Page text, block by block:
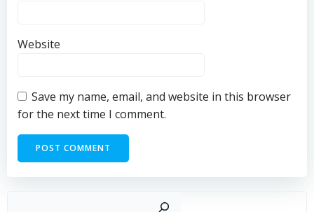
Website
Save my name, email, and website in this browser
for the next time I comment.